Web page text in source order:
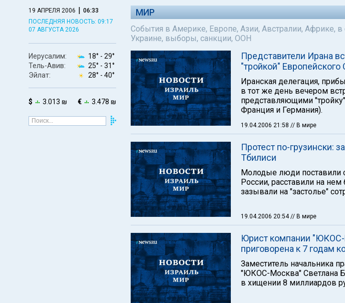
19 АПРЕЛЯ 2006 | 06:33
ПОСЛЕДНЯЯ НОВОСТЬ: 09:17
07 АВГУСТА 2026
Иерусалим: 18° - 29°
Тель-Авив:
25° - 31°
Эйлат:
28° - 40°
$ 3.013 ₪ € 3.478 ₪
МИР
События в Америке, Европе, Азии, Австралии, Африке,
Украине, выборы, санкции, ООН
Представители Ирана
"тройкой" Европейского
Иранская делегация,
в тот же день вечером
представляющими
Франция и Германия).
19.04.2006 21:58 // В мире
Протест по-грузински:
Тбилиси
Молодые люди поставили
России, расставили на
зазывали на "застолье"
19.04.2006 20:54// В мире
Юрист компании "ЮКОС-
приговорена к 7 годам
Заместитель начальника
"ЮКОС-Москва" Светлана
в хищении 8 миллиардов